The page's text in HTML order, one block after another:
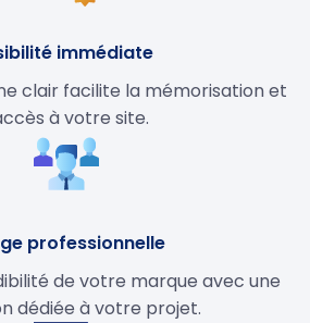
immédiate
clair facilite la mémorisation et
à votre site.
professionnelle
de votre marque avec une
dédiée à votre projet.